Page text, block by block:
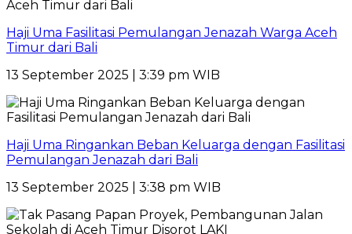
Haji Uma Fasilitasi Pemulangan Jenazah Warga Aceh
Timur dari Bali
13 September 2025 | 3:39 pm WIB
Haji Uma Ringankan Beban Keluarga dengan Fasilitasi
Pemulangan Jenazah dari Bali
13 September 2025 | 3:38 pm WIB